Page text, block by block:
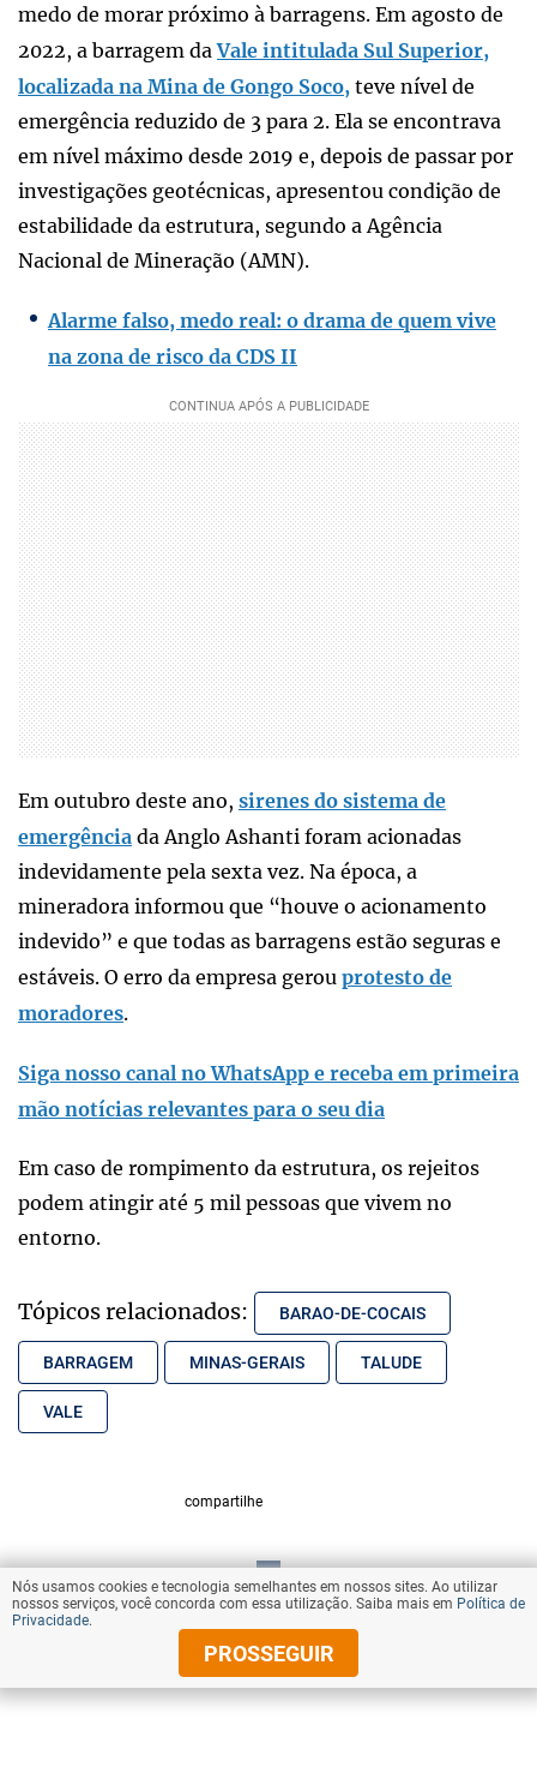
medo de morar próximo à barragens. Em agosto de
2022, a barragem daVale intitulada Sul Superior,
localizada na Mina de Gongo Soco, teve nível de
emergência reduzido de 3 para 2. Ela se encontrava
em nível máximo desde 2019 e, depois de passar por
investigações geotécnicas, apresentou condição de
estabilidade da estrutura, segundo a Agência
Nacional de Mineração (AMN).
Alarme falso, medo real: o drama de quem vive
na zona de risco da CDS II
Em outubro deste ano, sirenes do sistema de
emergência da Anglo Ashanti foram acionadas
indevidamente pela sexta vez. Na época, a
mineradora informou que “houve o acionamento
indevido” e que todas as barragens estão seguras e
estáveis. O erro da empresa gerou protesto de
moradores.
Siga nosso canal no WhatsApp e receba em primeira
mão notícias relevantes para o seu dia
Em caso de rompimento da estrutura, os rejeitos
podem atingir até 5 mil pessoas que vivem no
entorno.
Tópicos relacionados: BARAO-DE-COCAIS
BARRAGEM MINAS-GERAIS TALUDE
VALE
compartilhe
VOLTAR AO TOPO
© Copyright 2025 Diários Associados
Nós usamos cookies e tecnologia semelhantes em nossos sites. Ao utilizar
nossos serviços, você concorda com essa utilização. Saiba mais em Política de
Privacidade.
PROSSEGUIR